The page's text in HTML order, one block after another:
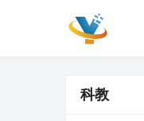
科教